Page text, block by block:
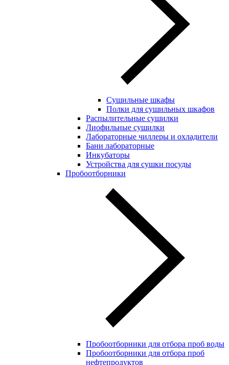
Сушильные шкафы
Полки для сушильных шкафов
Распылительные сушилки
Лиофильные сушилки
Лабораторные чиллеры и охладители
Бани лабораторные
Инкубаторы
Устройства для сушки посуды
Пробоотборники
Пробоотборники для отбора проб воды
Пробоотборники для отбора проб
нефтепродуктов